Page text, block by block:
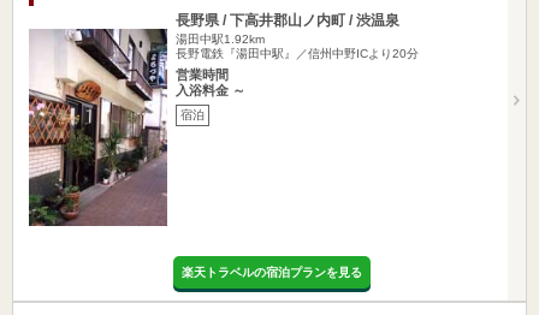
長野県 / 下高井郡山ノ内町 / 渋温泉
湯田中駅1.92km
長野電鉄『湯田中駅』／信州中野ICより20分
営業時間
入浴料金 ～
宿泊
楽天トラベルの宿泊プランを見る